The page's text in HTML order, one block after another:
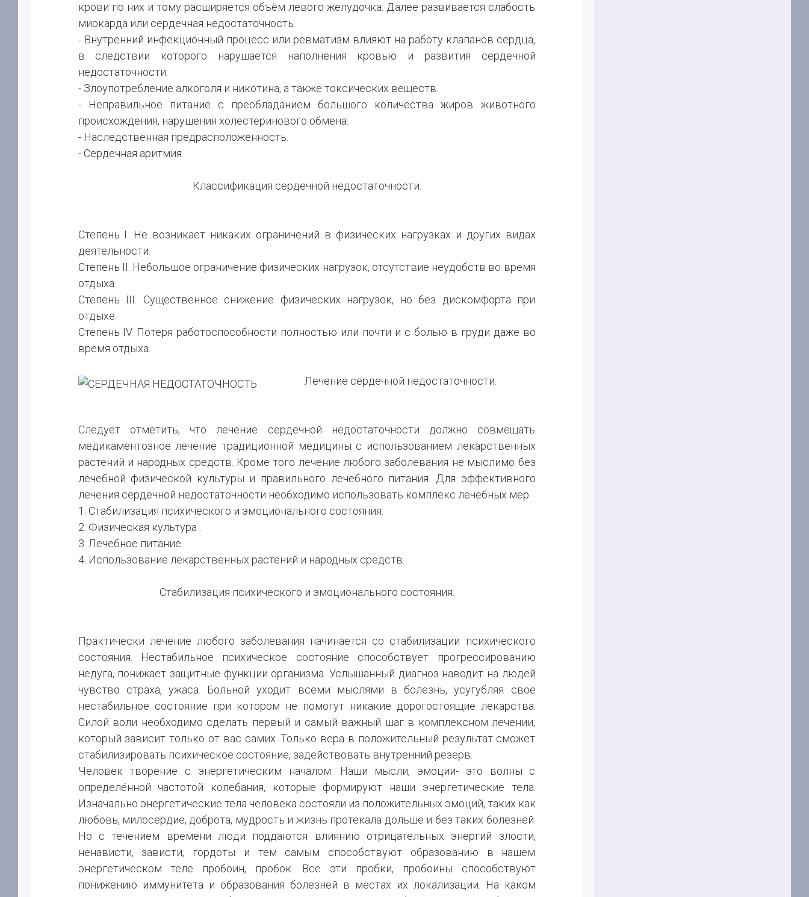
крови по них и тому расширяется объём левого желудочка. Далее развивается слабость
миокарда или сердечная недостаточность.
- Внутренний инфекционный процесс или ревматизм влияют на работу клапанов сердца,
в следствии которого нарушается наполнения кровью и развития сердечной
недостаточности.
- Злоупотребление алкоголя и никотина, а также токсических веществ.
- Неправильное питание с преобладанием большого количества жиров животного
происхождения, нарушения холестеринового обмена.
- Наследственная предрасположенность.
- Сердечная аритмия.
Классификация сердечной недостаточности.
Степень І. Не возникает никаких ограничений в физических нагрузках и других видах
деятельности.
Степень II. Небольшое ограничение физических нагрузок, отсутствие неудобств во время
отдыха.
Степень III. Существенное снижение физических нагрузок, но без дискомфорта при
отдыхе.
Степень IV. Потеря работоспособности полностью или почти и с болью в груди даже во
время отдыха.
Лечение сердечной недостаточности.
Следует отметить, что лечение сердечной недостаточности должно совмещать
медикаментозное лечение традиционной медицины с использованием лекарственных
растений и народных средств. Кроме того лечение любого заболевания не мыслимо без
лечебной физической культуры и правильного лечебного питания. Для эффективного
лечения сердечной недостаточности необходимо использовать комплекс лечебных мер.
1. Стабилизация психического и эмоционального состояния.
2. Физическая культура .
3. Лечебное питание.
4. Использование лекарственных растений и народных средств.
Стабилизация психического и эмоционального состояния.
Практически лечение любого заболевания начинается со стабилизации психического
состояния. Нестабильное психическое состояние способствует прогрессированию
недуга, понижает защитные функции организма. Услышанный диагноз наводит на людей
чувство страха, ужаса. Больной уходит всеми мыслями в болезнь, усугубляя своё
нестабильное состояние при котором не помогут никакие дорогостоящие лекарства.
Силой воли необходимо сделать первый и самый важный шаг в комплексном лечении,
который зависит только от вас самих. Только вера в положительный результат сможет
стабилизировать психическое состояние, задействовать внутренний резерв.
Человек творение с энергетическим началом. Наши мысли, эмоции- это волны с
определённой частотой колебания, которые формируют наши энергетические тела.
Изначально энергетические тела человека состояли из положительных эмоций, таких как
любовь, милосердие, доброта, мудрость и жизнь протекала дольше и без таких болезней.
Но с течением времени люди поддаются влиянию отрицательных энергий злости,
ненависти, зависти, гордоты и тем самым способствуют образованию в нашем
энергетическом теле пробоин, пробок. Все эти пробки, пробоины способствуют
понижению иммунитета и образования болезней в местах их локализации. На каком